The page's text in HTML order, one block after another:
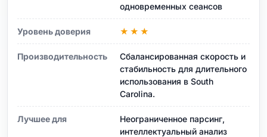
одновременных сеансов
Уровень доверия ★★★
Производительность
Сбалансированная скорость и
стабильность для длительного
использования в South
Carolina.
Лучшее для
Неограниченное парсинг,
интеллектуальный анализ